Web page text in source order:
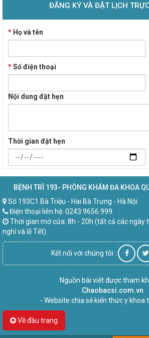
ĐĂNG KÝ VÀ ĐẶT LỊCH
* Họ và tên
*Số điện thoại
Nội dung đặt hẹn
Thời gian đặt hẹn
BỆNH TRĨ 193- PHÒNG KHÁM ĐA KHOA
Số 193C1 Bà Triệu - Hai Bà Trưng - Hà Nội
Điện thoại liên hệ: 0243.9656.999
Thời gian mở cửa: 8h - 20h (tất cả các ngày
nghỉ và lễ Tết)
Kết nối với chúng tôi :
Nguồn bài viết được tham
Chaobacsi.com.vn
- Website chia sẻ kiến thức y khoa
Về đầu trang